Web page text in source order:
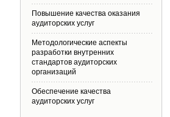
Повышение качества оказания
аудиторских услуг
Методологические аспекты
разработки внутренних
стандартов аудиторских
организаций
Обеспечение качества
аудиторских услуг